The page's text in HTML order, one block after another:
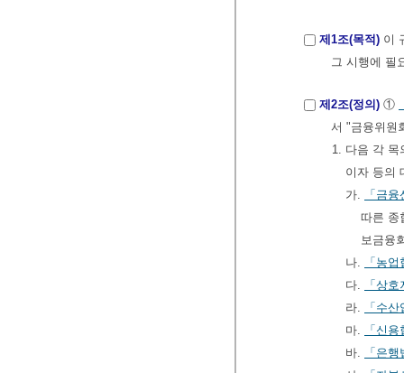
제1조(목적) 이
그 시행에 필
제2조(정의) ①
서 "금융위원
1. 다음 각 목
이자 등의
가.
「금
따른 종
보금융
나.
「농
다.
「상
라.
「수
마.
「신
바.
「은